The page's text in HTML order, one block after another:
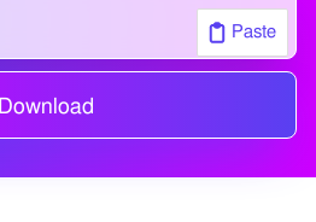
Paste
Download